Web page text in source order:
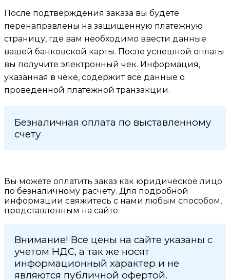
После подтверждения заказа вы будете
перенаправлены на защищенную платежную
страницу, где вам необходимо ввести данные
вашей банковской карты. После успешной оплаты
вы получите электронный чек. Информация,
указанная в чеке, содержит все данные о
проведенной платежной транзакции.
Безналичная оплата по выставленному
счету
Вы можете оплатить заказ как юридическое лицо
по безналичному расчету. Для подробной
информации свяжитесь с нами любым способом,
представленным на сайте.
Внимание! Все цены на сайте указаны с
учетом НДС, а так же носят
информационный характер и не
являются публичной офертой.